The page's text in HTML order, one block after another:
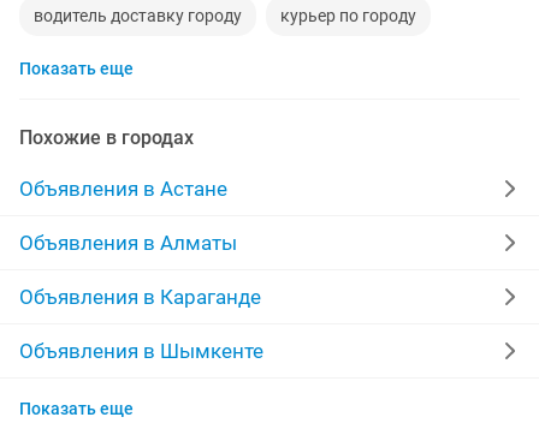
водитель доставку городу курьер по городу
такси по городу
Показать еще
Похожие в городах
Объявления в Астане
Объявления в Алматы
Объявления в Караганде
Объявления в Шымкенте
Объявления в Усть-Каменогорске
Показать еще